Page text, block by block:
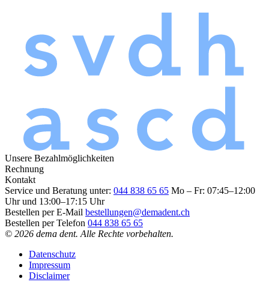
Unsere Bezahlmöglichkeiten
Rechnung
Kontakt
Service und Beratung unter: 044 838 65 65 Mo – Fr: 07:45–12:00
Uhr und 13:00–17:15 Uhr
Bestellen per E-Mail bestellungen@demadent.ch
Bestellen per Telefon 044 838 65 65
© 2026 dema dent. Alle Rechte vorbehalten.
Datenschutz
Impressum
Disclaimer